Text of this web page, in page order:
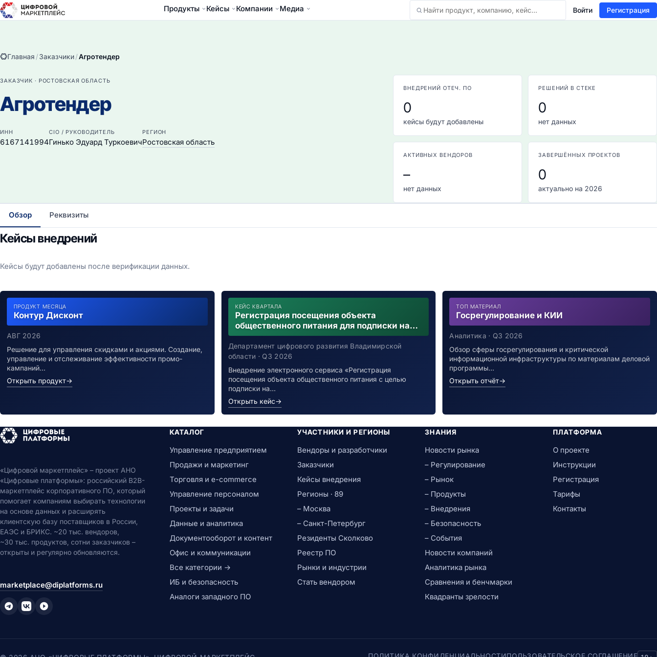
Продукты Кейсы Компании Медиа
Найти Войти Регистрация
Главная /Заказчики/Агротендер
ЗАКАЗЧИК · РОСТОВСКАЯ ОБЛАСТЬ
Агротендер
ИНН
6167141994
CIO / РУКОВОДИТЕЛЬ
Гинько Эдуард Туркоевич
РЕГИОН
Ростовская область
ВНЕДРЕНИЙ ОТЕЧ. ПО
0
кейсы будут добавлены
РЕШЕНИЙ В СТЕКЕ
0
нет данных
АКТИВНЫХ ВЕНДОРОВ
–
нет данных
ЗАВЕРШЁННЫХ ПРОЕКТОВ
0
актуально на 2026
Обзор Реквизиты
Кейсы внедрений
Кейсы будут добавлены после верификации данных.
ПРОДУКТ МЕСЯЦА
Контур Дисконт
АВГ 2026
Решение для управления скидками и акциями. Создание,
управление и отслеживание эффективности промо-
кампаний…
Открыть продукт→
КЕЙС КВАРТАЛА
Регистрация посещения объекта
общественного питания для подписки на
уведомления о возможном контакте с
заболевшим новой коронавирусной
инфекцией
Департамент цифрового развития Владимирской
области · Q3 2026
Внедрение электронного сервиса «Регистрация
посещения объекта общественного питания с целью
подписки на…
Открыть кейс→
ТОП МАТЕРИАЛ
Госрегулирование и КИИ
Аналитика · Q3 2026
Обзор сферы госрегулирования и критической
информационной инфраструктуры по материалам деловой
программы…
Открыть отчёт→
«Цифровой маркетплейс» – проект АНО
«Цифровые платформы»: российский B2B-
маркетплейс корпоративного ПО, который
помогает компаниям выбирать технологии
на основе данных и расширять
клиентскую базу поставщиков в России,
ЕАЭС и БРИКС. ~20 тыс. вендоров,
~30 тыс. продуктов, сотни заказчиков –
открыты и регулярно обновляются.
marketplace@diplatforms.ru
КАТАЛОГ
Управление предприятием
Продажи и маркетинг
Торговля и e-commerce
Управление персоналом
Проекты и задачи
Данные и аналитика
Документооборот и контент
Офис и коммуникации
Все категории →
ИБ и безопасность
Аналоги западного ПО
УЧАСТНИКИ И РЕГИОНЫ
Вендоры и разработчики
Заказчики
Кейсы внедрения
Регионы · 89
– Москва
– Санкт-Петербург
Резиденты Сколково
Реестр ПО
Рынки и индустрии
Стать вендором
ЗНАНИЯ
Новости рынка
– Регулирование
– Рынок
– Продукты
– Внедрения
– Безопасность
– События
Новости компаний
Аналитика рынка
Сравнения и бенчмарки
Квадранты зрелости
ПЛАТФОРМА
О проекте
Инструкции
Регистрация
Тарифы
Контакты